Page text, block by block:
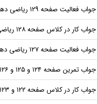
جواب فعالیت صفحه ۱۲۹ ریاضی دهم
جواب کار در کلاس صفحه ۱۲۸ ریاضی دهم
جواب فعالیت صفحه ۱۲۷ ریاضی دهم
جواب تمرین صفحه ۱۲۴ و ۱۲۵ و ۱۲۶ ریاضی دهم
جواب کار در کلاس صفحه ۱۲۲ و ۱۲۳ ریاضی دهم